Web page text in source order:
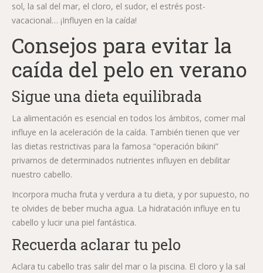
sol, la sal del mar, el cloro, el sudor, el estrés post-
vacacional… ¡Influyen en la caída!
Consejos para evitar la
caída del pelo en verano
Sigue una dieta equilibrada
La alimentación es esencial en todos los ámbitos, comer mal
influye en la aceleración de la caída. También tienen que ver
las dietas restrictivas para la famosa “operación bikini”
privarnos de determinados nutrientes influyen en debilitar
nuestro cabello.
Incorpora mucha fruta y verdura a tu dieta, y por supuesto, no
te olvides de beber mucha agua. La hidratación influye en tu
cabello y lucir una piel fantástica.
Recuerda aclarar tu pelo
Aclara tu cabello tras salir del mar o la piscina. El cloro y la sal